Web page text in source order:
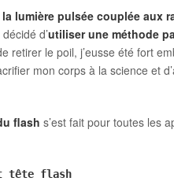
lumière pulsée couplée aux
décidé d’utiliser une méthode
retirer le poil, j’eusse été fort
mon corps à la science et
flash s’est fait pour toutes les
tête flash